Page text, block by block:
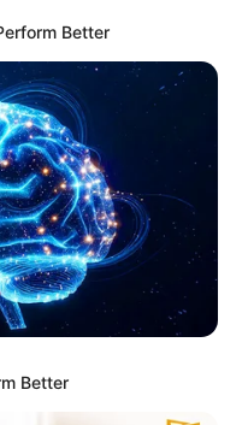
อหลอกลวง ไม่จริงใจ
าฉีก มีเกณฑ์ใช้เงินเพื่อ
Better
Better